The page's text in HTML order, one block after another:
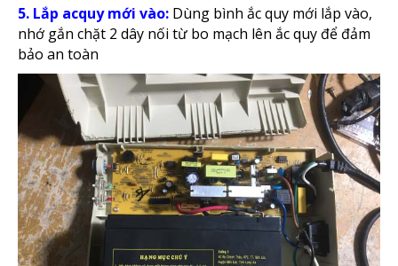
5. Lắp acquy mới vào: Dùng bình ắc quy mới lắp vào,
nhớ gắn chặt 2 dây nối từ bo mạch lên ắc quy để đảm
bảo an toàn